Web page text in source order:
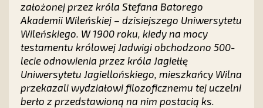
założonej przez króla Stefana Batorego
Akademii Wileńskiej – dzisiejszego Uniwersytetu
Wileńskiego. W 1900 roku, kiedy na mocy
testamentu królowej Jadwigi obchodzono 500-
lecie odnowienia przez króla Jagiełłę
Uniwersytetu Jagiellońskiego, mieszkańcy Wilna
przekazali wydziałowi filozoficznemu tej uczelni
berło z przedstawioną na nim postacią ks.